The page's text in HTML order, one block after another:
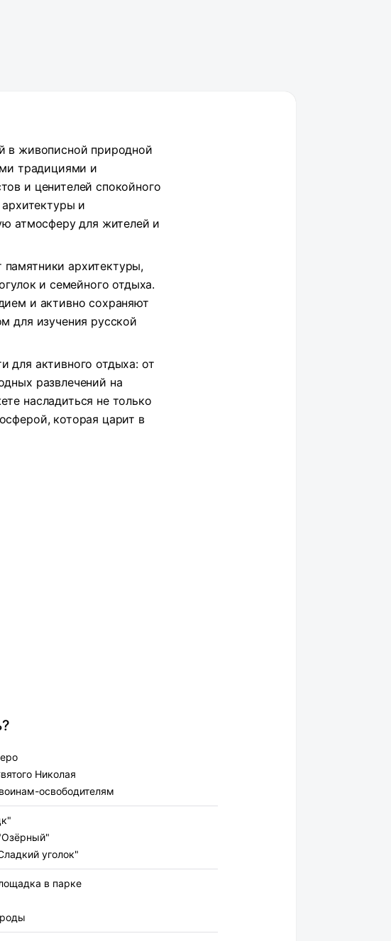
в живописной природной
традициями и
и ценителей спокойного
и
атмосферу для жителей и
архитектуры,
и семейного отдыха.
и активно сохраняют
для изучения русской
для активного отдыха: от
развлечений на
насладиться не только
которая царит в
Николая
освободителям
уголок"
в парке